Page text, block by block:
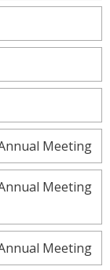
Meeting
Meeting
Meeting